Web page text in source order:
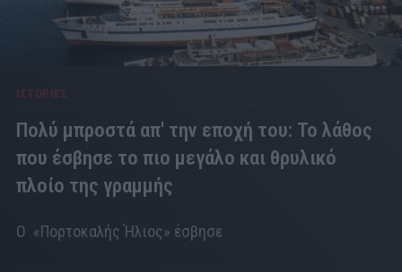
ΙΣΤΟΡΙΕΣ
Πολύ μπροστά απ' την εποχή του: Το λάθος
που έσβησε το πιο μεγάλο και θρυλικό
πλοίο της γραμμής
O «Πορτοκαλής Ήλιος» έσβησε